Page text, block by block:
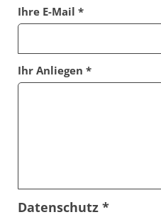
Ihre E-Mail *
Ihr Anliegen *
Datenschutz *